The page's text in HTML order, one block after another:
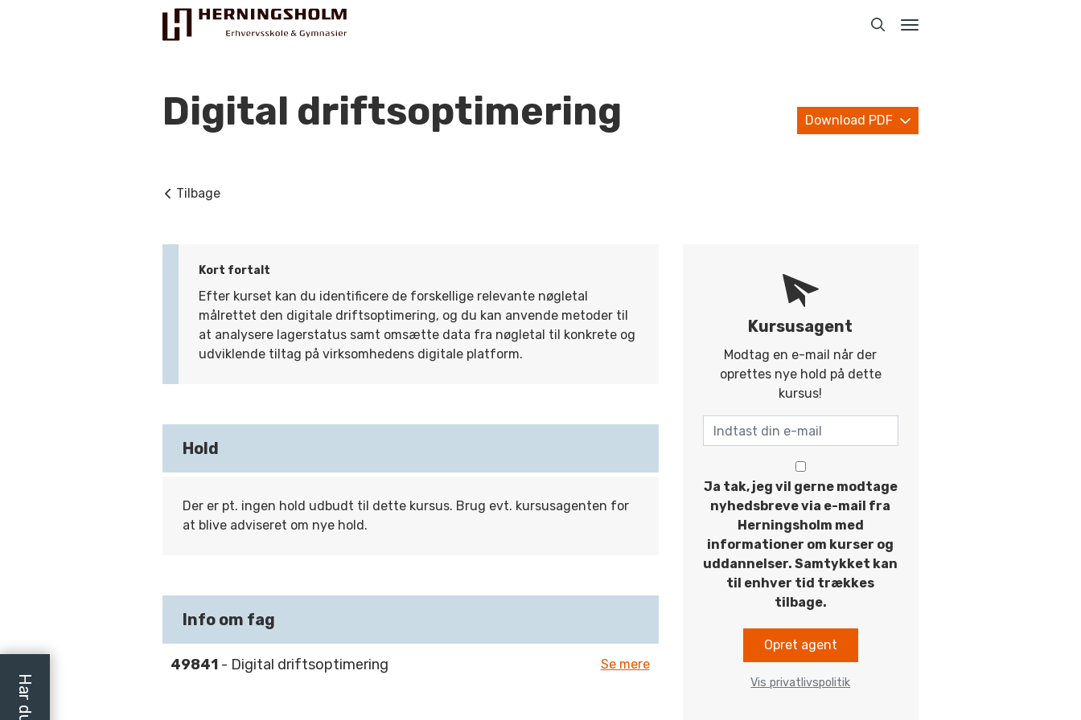
Digital driftsoptimering Download PDF
Tilbage
Kort fortalt
Efter kurset kan du identificere de forskellige relevante nøgletal
målrettet den digitale driftsoptimering, og du kan anvende metoder til
at analysere lagerstatus samt omsætte data fra nøgletal til konkrete og
udviklende tiltag på virksomhedens digitale platform.
Hold
Der er pt. ingen hold udbudt til dette kursus. Brug evt. kursusagenten for
at blive adviseret om nye hold.
Info om fag
49841 - Digital driftsoptimering Se mere
Kursusagent
Modtag en e-mail når der
oprettes nye hold på dette
kursus!
Ja tak, jeg vil gerne modtage
nyhedsbreve via e-mail fra
Herningsholm med
informationer om kurser og
uddannelser. Samtykket kan
til enhver tid trækkes
tilbage.
Opret agent
Vis privatlivspolitik